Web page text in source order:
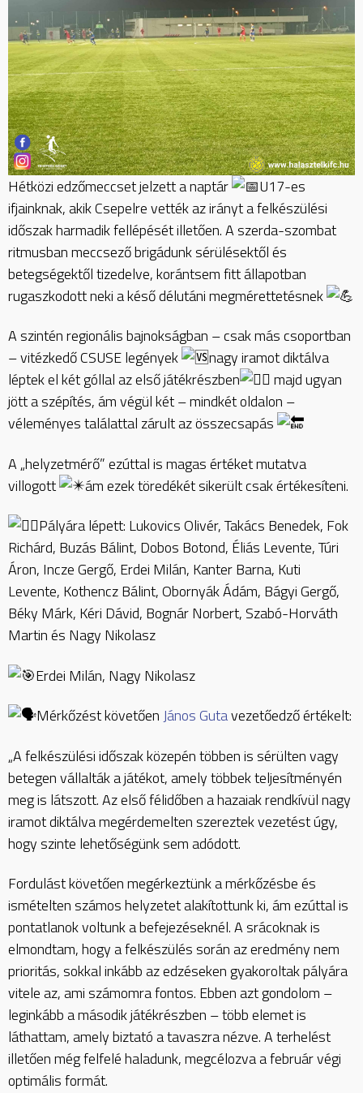
Hétközi edzőmeccset jelzett a naptár
U17-es
ifjainknak, akik Csepelre vették az irányt a felkészülési
időszak harmadik fellépését illetően. A szerda-szombat
ritmusban meccsező brigádunk sérülésektől és
betegségektől tizedelve, korántsem fitt állapotban
rugaszkodott neki a késő délutáni megmérettetésnek
A szintén regionális bajnokságban – csak más csoportban
– vitézkedő CSUSE legények
nagy iramot diktálva
léptek el kétgóllal az első játékrészben
majd ugyan
jött a szépítés, ám végül két – mindkét oldalon –
véleményes találattal zárult az összecsapás
A „helyzetmérő” ezúttal is magas értéket mutatva
villogott
ám ezek töredékét sikerült csak értékesíteni.
Pályára lépett: Lukovics Olivér, Takács Benedek, Fok
Richárd, Buzás Bálint, Dobos Botond, Éliás Levente, Túri
Áron, Incze Gergő, Erdei Milán, Kanter Barna, Kuti
Levente, Kothencz Bálint, Obornyák Ádám, Bágyi Gergő,
Béky Márk, Kéri Dávid, Bognár Norbert, Szabó-Horváth
Martin és Nagy Nikolasz
Erdei Milán, Nagy Nikolasz
Mérkőzést követően János Gutavezetőedző értékelt:
„A felkészülési időszak közepén többen is sérülten vagy
betegen vállalták a játékot, amely többek teljesítményén
meg is látszott. Az első félidőben a hazaiak rendkívül nagy
iramot diktálva megérdemelten szereztek vezetést úgy,
hogy szinte lehetőségünk sem adódott.
Fordulást követően megérkeztünk a mérkőzésbe és
ismételten számos helyzetet alakítottunk ki, ám ezúttal is
pontatlanok voltunk a befejezéseknél. A srácoknak is
elmondtam, hogy a felkészülés során az eredmény nem
prioritás, sokkal inkább az edzéseken gyakoroltak pályára
vitele az, ami számomra fontos. Ebben azt gondolom –
leginkább a második játékrészben – több elemet is
láthattam, amely biztató a tavaszra nézve. A terhelést
illetően még felfelé haladunk, megcélozva a február végi
optimális formát.